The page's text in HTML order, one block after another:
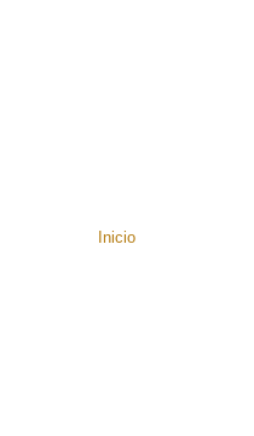
Inicio